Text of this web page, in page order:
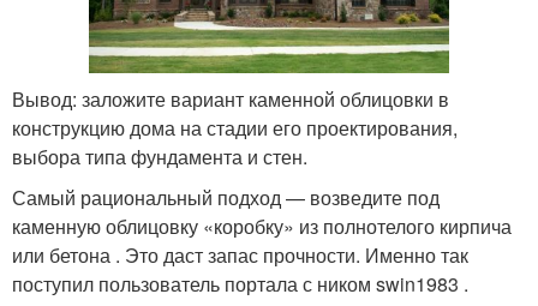
Вывод: заложите вариант каменной облицовки в
конструкцию дома на стадии его проектирования,
выбора типа фундамента и стен.
Самый рациональный подход — возведите под
каменную облицовку «коробку» из полнотелого кирпича
или бетона . Это даст запас прочности. Именно так
поступил пользователь портала с ником swin1983 .